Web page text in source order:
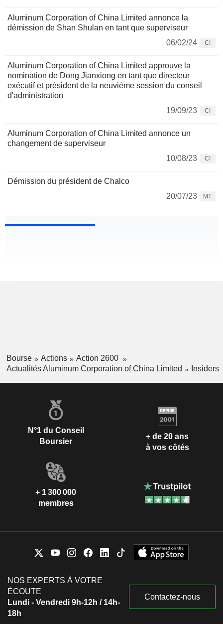
Aluminum Corporation of China Limited annonce la
démission de Shan Shulan en tant que superviseur
06/02/24
CI
Aluminum Corporation of China Limited approuve la
nomination de Dong Jianxiong en tant que directeur
exécutif et président de la neuvième session du conseil
d'administration
19/09/23
CI
Aluminum Corporation of China Limited annonce un
changement de superviseur
10/08/23
CI
Démission du président de Chalco
20/07/23
MT
Bourse Actions
Action 2600
Actualités Aluminum Corporation of China Limited
Insiders
N°1 du Conseil
Boursier
+ de 20 ans
à vos côtés
+ 1 300 000
membres
NOS EXPERTS À VOTRE
ÉCOUTE
Lundi - Vendredi 9h-12h / 14h-
18h
Contactez-nous